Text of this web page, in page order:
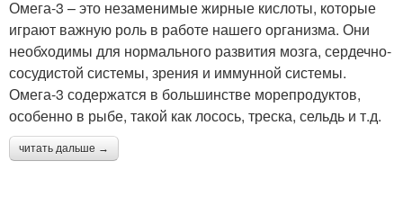
Омега-3 – это незаменимые жирные кислоты, которые
играют важную роль в работе нашего организма. Они
необходимы для нормального развития мозга, сердечно-
сосудистой системы, зрения и иммунной системы.
Омега-3 содержатся в большинстве морепродуктов,
особенно в рыбе, такой как лосось, треска, сельдь и т.д.
читать дальше →